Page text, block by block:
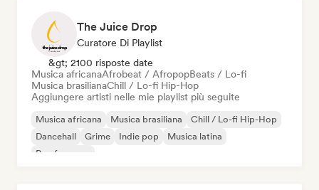
The Juice Drop
Curatore Di Playlist
&gt; 2100 risposte date
Musica africanaAfrobeat / AfropopBeats / Lo-fi
Musica brasilianaChill / Lo-fi Hip-Hop
Aggiungere artisti nelle mie playlist più seguite
Musica africana Musica brasiliana
Chill / Lo-fi Hip-Hop
Dancehall
Grime Indie pop
Musica latina
Rap francese